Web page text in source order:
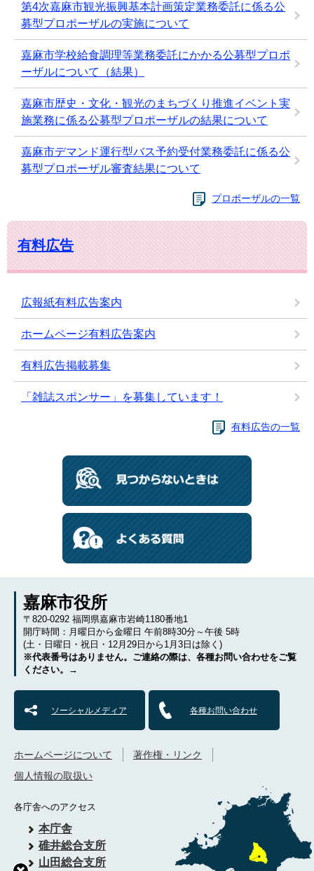
第4次嘉麻市観光振興基本計画策定業務委託に係る公
募型プロポーザルの実施について
嘉麻市学校給食調理等業務委託にかかる公募型プロポ
ーザルについて（結果）
嘉麻市歴史・文化・観光のまちづくり推進イベント実
施業務に係る公募型プロポーザルの結果について
嘉麻市デマンド運行型バス予約受付業務委託に係る公
募型プロポーザル審査結果について
プロポーザルの一覧
有料広告
広報紙有料広告案内
ホームページ有料広告案内
有料広告掲載募集
「雑誌スポンサー」を募集しています！
有料広告の一覧
嘉麻市役所
〒820-0292 福岡県嘉麻市岩崎1180番地1
開庁時間：月曜日から金曜日 午前8時30分～午後 5時
(土・日曜日・祝日・12月29日から1月3日は除く)
※代表番号はありません。ご連絡の際は、各種お問い合わせをご覧
ください。→
ソーシャルメディア 各種お問い合わせ
各庁舎へのアクセス
本庁舎
碓井総合支所
山田総合支所
ホームページについて
著作権・リンク
個人情報の取扱い